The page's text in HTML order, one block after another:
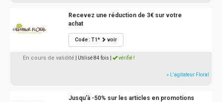
Recevez une réduction de 3€ sur votre
achat
Code : T1* voir
En cours de validité | Utilisé 84 fois vérifié !
» L'agitateur Floral
Jusqu'à -50% sur les articles en promotions